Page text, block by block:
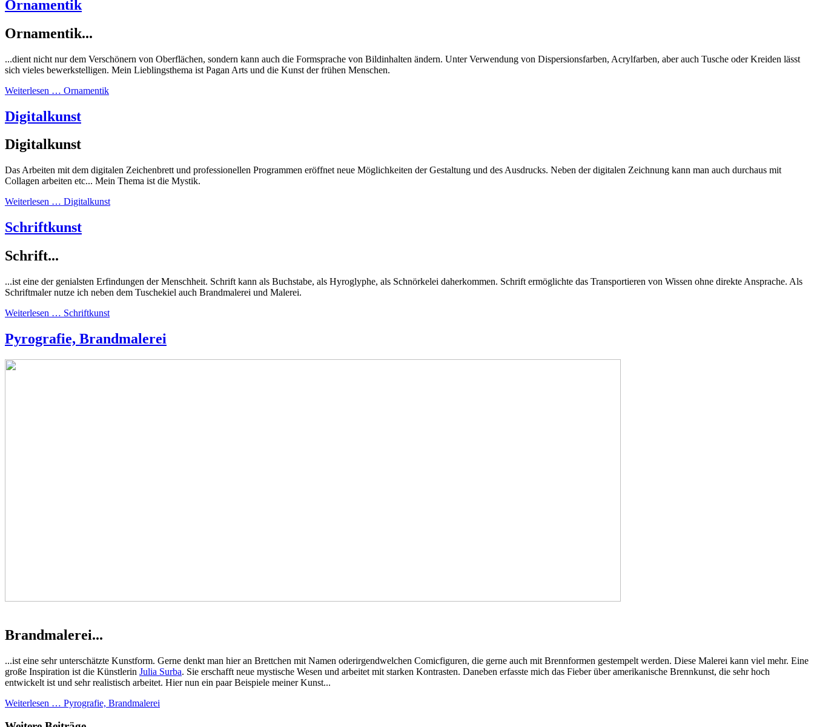
Ornamentik
Ornamentik...
...dient nicht nur dem Verschönern von Oberflächen, sondern kann auch die Formsprache von Bildinhalten ändern. Unter Verwendung von Dispersionsfarben, Acrylfarben, aber auch Tusche oder Kreiden lässt
sich vieles bewerkstelligen. Mein Lieblingsthema ist Pagan Arts und die Kunst der frühen Menschen.
Weiterlesen … Ornamentik
Digitalkunst
Digitalkunst
Das Arbeiten mit dem digitalen Zeichenbrett und professionellen Programmen eröffnet neue Möglichkeiten der Gestaltung und des Ausdrucks. Neben der digitalen Zeichnung kann man auch durchaus mit
Collagen arbeiten etc... Mein Thema ist die Mystik.
Weiterlesen … Digitalkunst
Schriftkunst
Schrift...
...ist eine der genialsten Erfindungen der Menschheit. Schrift kann als Buchstabe, als Hyroglyphe, als Schnörkelei daherkommen. Schrift ermöglichte das Transportieren von Wissen ohne direkte Ansprache. Als
Schriftmaler nutze ich neben dem Tuschekiel auch Brandmalerei und Malerei.
Weiterlesen … Schriftkunst
Pyrografie, Brandmalerei
Brandmalerei...
...ist eine sehr unterschätzte Kunstform. Gerne denkt man hier an Brettchen mit Namen oderirgendwelchen Comicfiguren, die gerne auch mit Brennformen gestempelt werden. Diese Malerei kann viel mehr. Eine
große Inspiration ist die Künstlerin Julia Surba. Sie erschafft neue mystische Wesen und arbeitet mit starken Kontrasten. Daneben erfasste mich das Fieber über amerikanische Brennkunst, die sehr hoch
entwickelt ist und sehr realistisch arbeitet. Hier nun ein paar Beispiele meiner Kunst...
Weiterlesen … Pyrografie, Brandmalerei